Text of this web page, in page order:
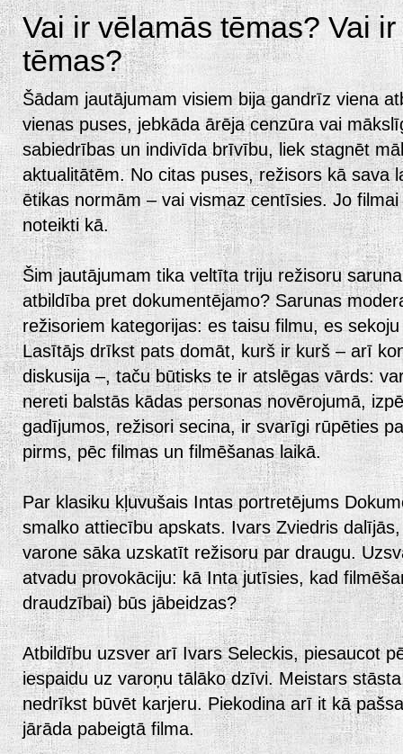
Vai ir vēlamās tēmas? Vai
tēmas?
Šādam jautājumam visiem bija gandrīz viena
vienas puses, jebkāda ārēja cenzūra vai
sabiedrības un indivīda brīvību, liek stagnēt
aktualitātēm. No citas puses, režisors kā sava
ētikas normām – vai vismaz centīsies. Jo
noteikti kā.
Šim jautājumam tika veltīta triju režisoru
atbildība pret dokumentējamo? Sarunas
režisoriem kategorijas: es taisu filmu, es
Lasītājs drīkst pats domāt, kurš ir kurš – arī
diskusija –, taču būtisks te ir atslēgas vārds:
nereti balstās kādas personas novērojumā,
gadījumos, režisori secina, ir svarīgi rūpēties
pirms, pēc filmas un filmēšanas laikā.
Par klasiku kļuvušais Intas portretējums
smalko attiecību apskats. Ivars Zviedris
varone sāka uzskatīt režisoru par draugu.
atvadu provokāciju: kā Inta jutīsies, kad
draudzībai) būs jābeidzas?
Atbildību uzsver arī Ivars Seleckis, piesaucot
iespaidu uz varoņu tālāko dzīvi. Meistars
nedrīkst būvēt karjeru. Piekodina arī it kā
jārāda pabeigtā filma.